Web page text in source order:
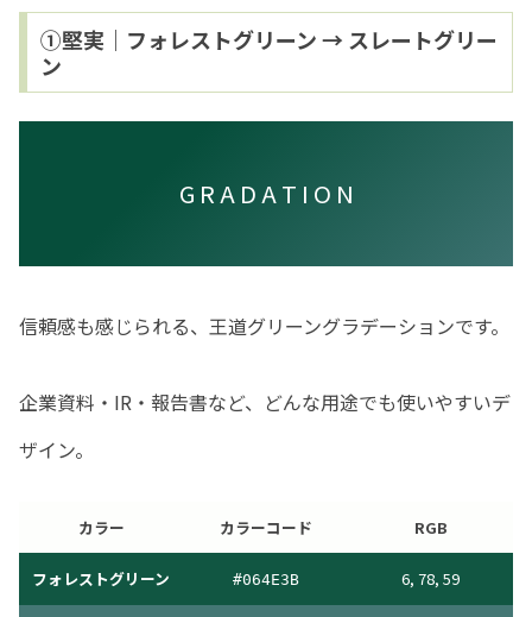
①堅実｜フォレストグリーン → スレートグリー
ン
G R A D A T I O N
信頼感も感じられる、王道グリーングラデーションです。
企業資料・IR・報告書など、どんな用途でも使いやすいデ
ザイン。
カラー カラーコード RGB
フォレストグリーン #064E3B 6, 78, 59